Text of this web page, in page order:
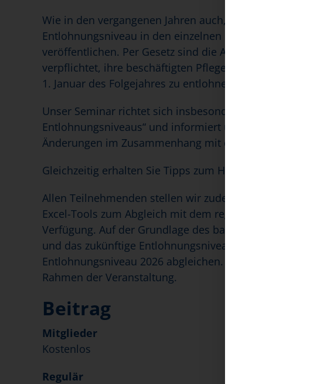
Wie in den vergangenen Jahren auch, sind die Werte
Entlohnungsniveau in den einzelnen Bundesländern
veröffentlichen. Per Gesetz sind die Anwender des
verpflichtet, ihre beschäftigten Pflege- und
1. Januar des Folgejahres zu entlohnen.
Unser Seminar richtet sich insbesondere an
Entlohnungsniveaus“ und informiert über die
Änderungen im Zusammenhang mit der
Gleichzeitig erhalten Sie Tipps zum Handlungsbedarf
Allen Teilnehmenden stellen wir zudem die
Excel-Tools zum Abgleich mit dem regional üblichen
Verfügung. Auf der Grundlage des bad-Tools können
und das zukünftige Entlohnungsniveau errechnen
Entlohnungsniveau 2026 abgleichen. Eine
Rahmen der Veranstaltung.
Beitrag
Mitglieder
Kostenlos
Regulär